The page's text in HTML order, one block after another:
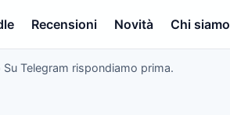
Recensioni Novità Chi siamo
Su Telegram rispondiamo prima.